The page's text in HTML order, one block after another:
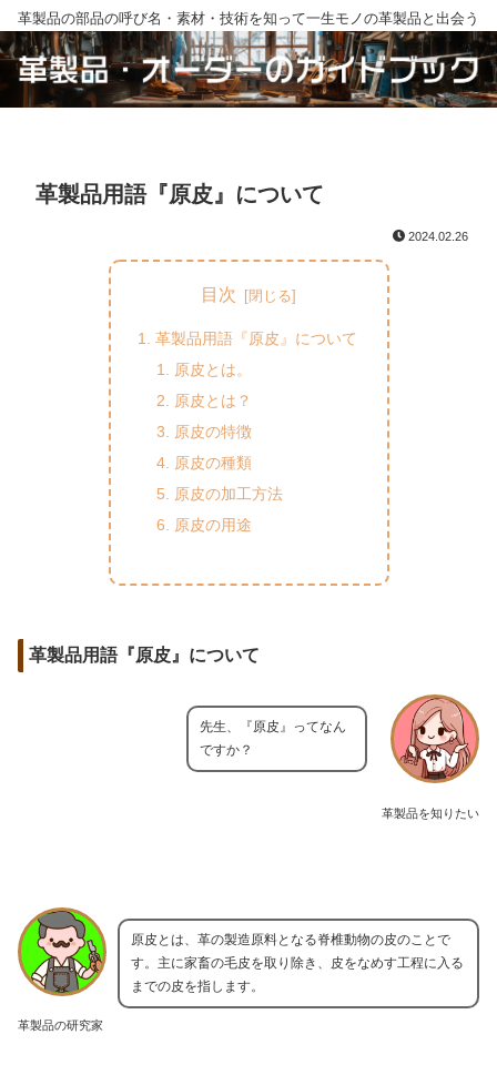
革製品の部品の呼び名・素材・技術を知って一生モノの革製品と出会う
革製品用語『原皮』について
2024.02.26
目次
革製品用語『原皮』について
原皮とは。
原皮とは？
原皮の特徴
原皮の種類
原皮の加工方法
原皮の用途
革製品用語『原皮』について
革製品を知りたい
先生、『原皮』ってなん
ですか？
革製品の研究家
原皮とは、革の製造原料となる脊椎動物の皮のことで
す。主に家畜の毛皮を取り除き、皮をなめす工程に入る
までの皮を指します。